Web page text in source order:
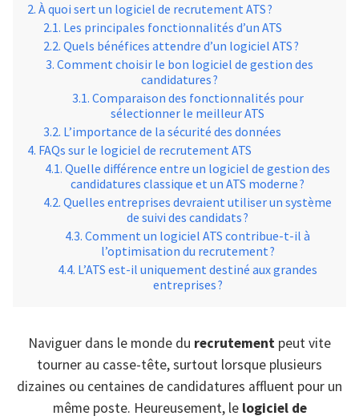
À quoi sert un logiciel de recrutement ATS ?
Les principales fonctionnalités d’un ATS
Quels bénéfices attendre d’un logiciel ATS ?
Comment choisir le bon logiciel de gestion des
candidatures ?
Comparaison des fonctionnalités pour
sélectionner le meilleur ATS
L’importance de la sécurité des données
FAQs sur le logiciel de recrutement ATS
Quelle différence entre un logiciel de gestion des
candidatures classique et un ATS moderne ?
Quelles entreprises devraient utiliser un système
de suivi des candidats ?
Comment un logiciel ATS contribue-t-il à
l’optimisation du recrutement ?
L’ATS est-il uniquement destiné aux grandes
entreprises ?
Naviguer dans le monde du recrutement peut vite
tourner au casse-tête, surtout lorsque plusieurs
dizaines ou centaines de candidatures affluent pour un
même poste. Heureusement, le logiciel de